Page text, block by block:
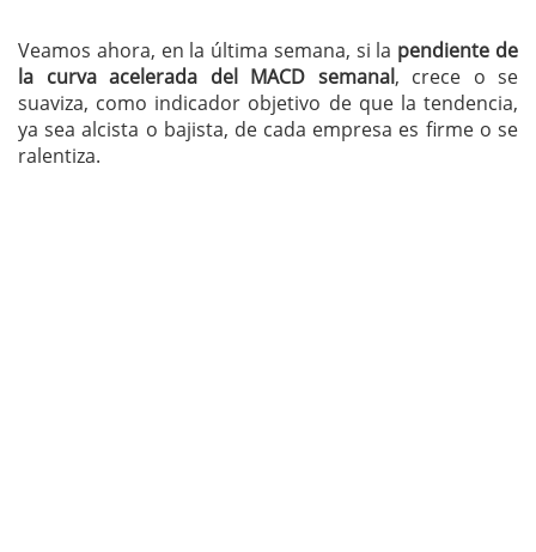
Veamos ahora, en la última semana, si la pendiente de
la curva acelerada del MACD semanal, crece o se
suaviza, como indicador objetivo de que la tendencia,
ya sea alcista o bajista, de cada empresa es firme o se
ralentiza.